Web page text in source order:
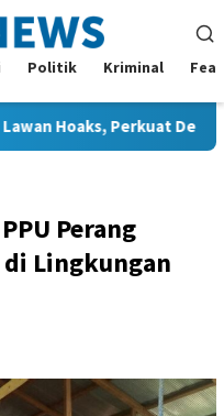
Politik Kriminal
Perkuat Demokrasi
Perang
Lingkungan